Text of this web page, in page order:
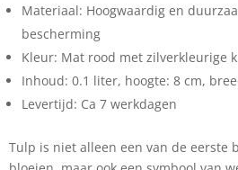
Materiaal: Hoogwaardig en
bescherming
Kleur: Mat rood met zilverkleurige
Inhoud: 0.1 liter, hoogte: 8 cm,
Levertijd: Ca 7 werkdagen
Tulp is niet alleen een van de eerste